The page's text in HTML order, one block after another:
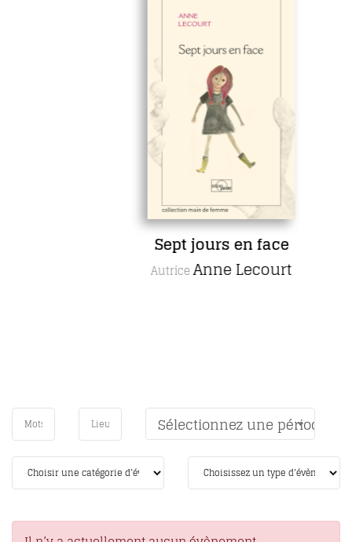
Sept jours en face
AutriceAnne Lecourt
Sélectionnez une période